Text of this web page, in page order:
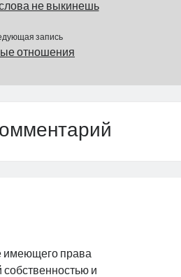
не выкинешь
запись
отношения
имеющего права
собственностью и